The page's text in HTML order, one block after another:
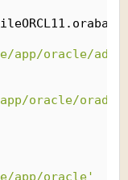
oracle/admin/
oracle/
app/oracle'